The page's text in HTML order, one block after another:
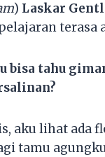
) Laskar
terasa
tahu
aku lihat ada
tamu